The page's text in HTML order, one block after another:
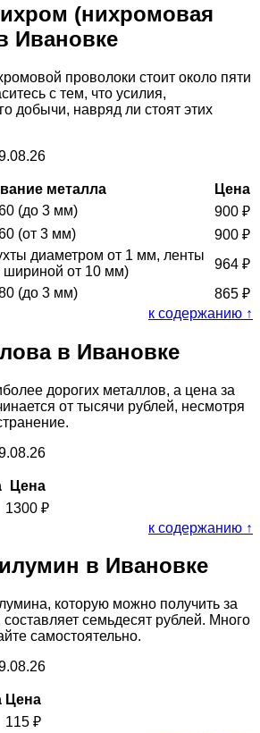
(нихромовая
Ивановке
проволоки стоит около пяти
с тем, что усилия,
добычи, навряд ли стоят этих
металла
Цена
(до 3 мм)
900 ₽
(от 3 мм)
900 ₽
диаметром от 1 мм, ленты
от 10 мм)
964 ₽
(до 3 мм)
865 ₽
к содержанию ↑
в Ивановке
дорогих металлов, а цена за
от тысячи рублей, несмотря
Цена
1300 ₽
к содержанию ↑
в Ивановке
которую можно получить за
семьдесят рублей. Много
самостоятельно.
Цена
115 ₽